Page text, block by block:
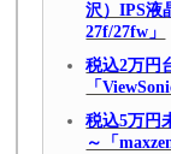
沢）IPS液
27f/27fw」
税込2万円
「
税込5万円
～「